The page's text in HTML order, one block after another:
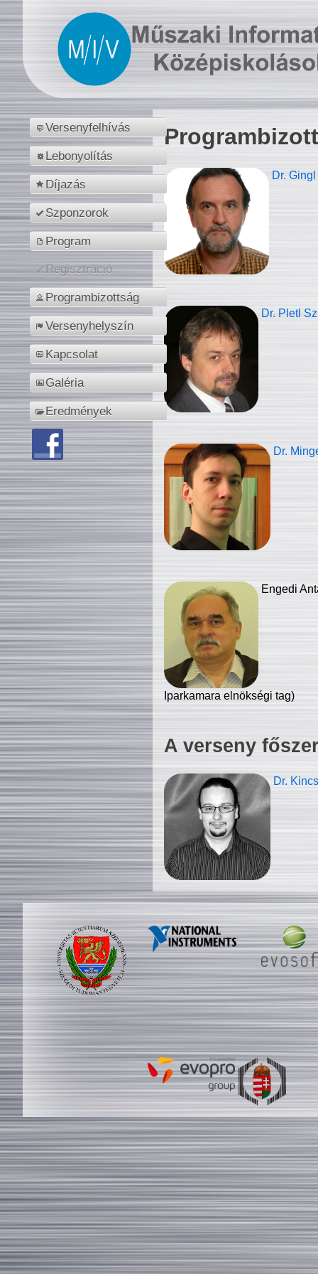
Versenyfelhívás
Lebonyolítás
Díjazás
Szponzorok
Program
Regisztráció
Programbizottság
Versenyhelyszín
Kapcsolat
Galéria
Eredmények
Dr.
Dr. Pletl
Dr.
Engedi
Iparkamara elnökségi tag)
A verseny
Dr.